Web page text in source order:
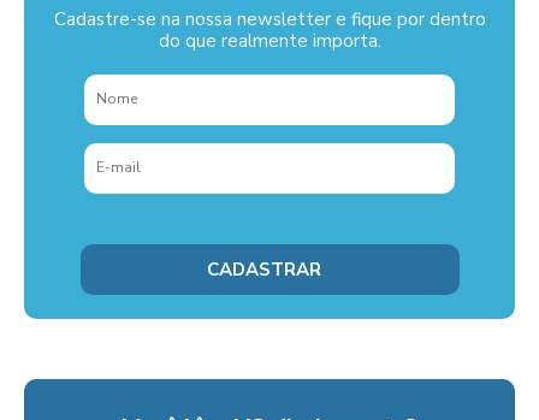
Cadastre-se na nossa newsletter e fique por dentro
do que realmente importa.